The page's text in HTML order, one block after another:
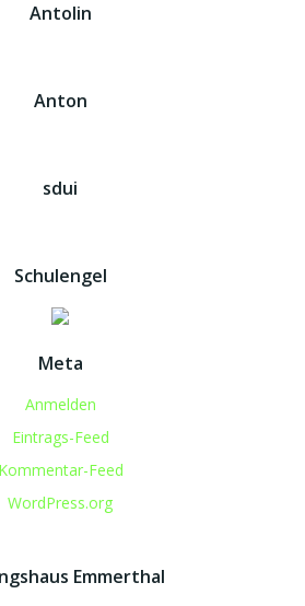
Antolin
Anton
sdui
Schulengel
Meta
Anmelden
Eintrags-Feed
Kommentar-Feed
WordPress.org
Emmerthal